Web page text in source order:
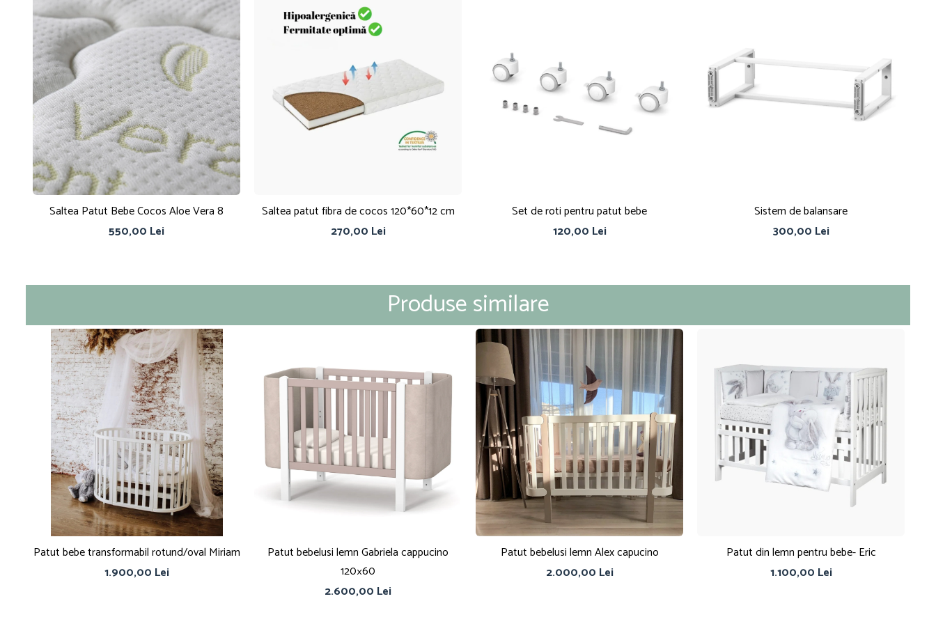
Saltea Patut Bebe Cocos Aloe Vera 8
550,00 Lei
Saltea patut fibra de cocos 120*60*12 cm
270,00 Lei
Set de roti pentru patut bebe
120,00 Lei
Sistem de balansare
300,00 Lei
Produse similare
Patut bebe transformabil rotund/oval Miriam
1.900,00 Lei
Patut bebelusi lemn Gabriela cappucino
120×60
2.600,00 Lei
Patut bebelusi lemn Alex capucino
2.000,00 Lei
Patut din lemn pentru bebe- Eric
1.100,00 Lei